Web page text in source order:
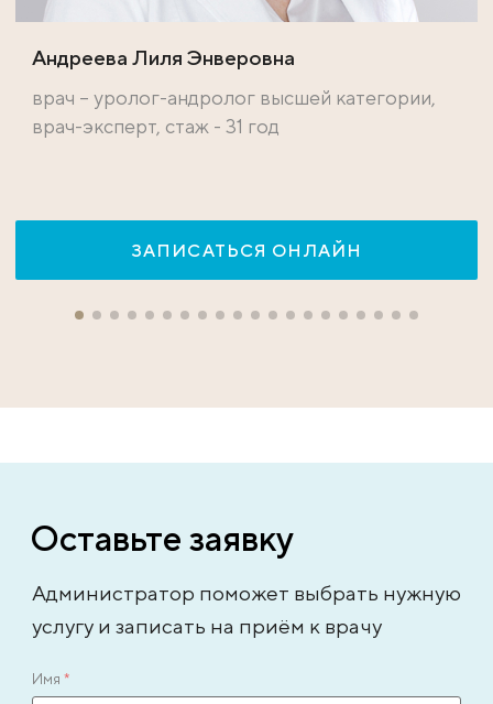
Андреева Лиля Энверовна
врач – уролог-андролог высшей категории,
врач-эксперт, стаж - 31 год
ЗАПИСАТЬСЯ ОНЛАЙН
Оставьте заявку
Администратор поможет выбрать нужную
услугу и записать на приём к врачу
Имя *